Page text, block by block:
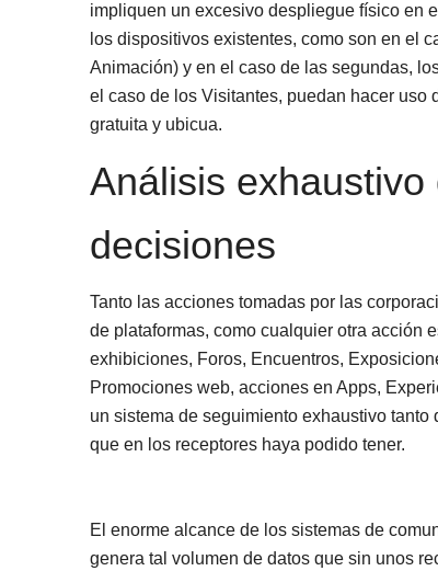
impliquen un excesivo despliegue físico en
los dispositivos existentes, como son en el
Animación) y en el caso de las segundas,
el caso de los Visitantes, puedan hacer uso
gratuita y ubicua.
Análisis
decisiones
Tanto las acciones tomadas por las
de plataformas, como cualquier otra acción
exhibiciones, Foros, Encuentros,
Promociones web, acciones en Apps,
un sistema de seguimiento exhaustivo
que en los receptores haya podido tener.
El enorme alcance de los sistemas de
genera tal volumen de datos que sin unos